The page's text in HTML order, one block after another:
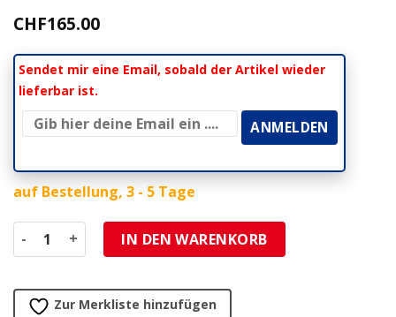
CHF165.00
Sendet mir eine Email, sobald der Artikel wieder
lieferbar ist.
auf Bestellung, 3 - 5 Tage
Katalysator LeoVince (6525K) Ø 60mm Menge
IN DEN WARENKORB
Zur Merkliste hinzufügen